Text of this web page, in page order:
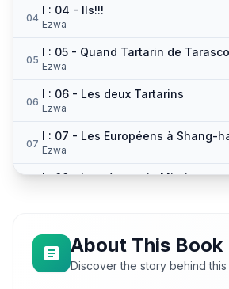
04
I : 04 - Ils!!!
Ezwa
05
I : 05 - Quand Tartarin de
Ezwa
06
I : 06 - Les deux Tartarins
Ezwa
07
I : 07 - Les Européens à Shang-
Ezwa
I : 08 - La ménagerie Mitaine. ...
Ezwa
10
I : 10 - Avant le départ
Ezwa
About This Book
Discover the story behind